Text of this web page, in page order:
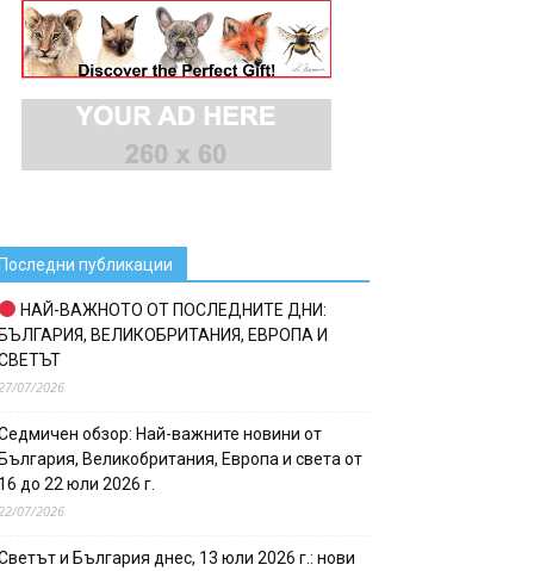
публикации
НАЙ-ВАЖНОТО ОТ ПОСЛЕДНИТЕ ДНИ:
ВЕЛИКОБРИТАНИЯ, ЕВРОПА И
07/2026
обзор: Най-важните новини от
Великобритания, Европа и света от
до 22 юли 2026 г.
07/2026
и България днес, 13 юли 2026 г.: нови